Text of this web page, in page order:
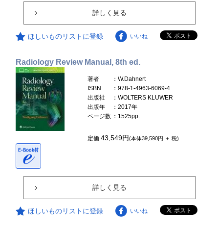
詳しく見る
ほしいものリストに登録 いいね
Radiology Review Manual, 8th ed.
著者
：W.Dahnert
ISBN
：978-1-4963-6069-4
出版社
：WOLTERS KLUWER
出版年
：2017年
ページ数 ：1525pp.
定価43,549円(本体39,590円 ＋ 税)
詳しく見る
ほしいものリストに登録 いいね